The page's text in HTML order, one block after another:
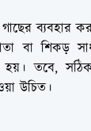
ব্যবহার
বা শিকড়
হয়। তবে,
উচিত।